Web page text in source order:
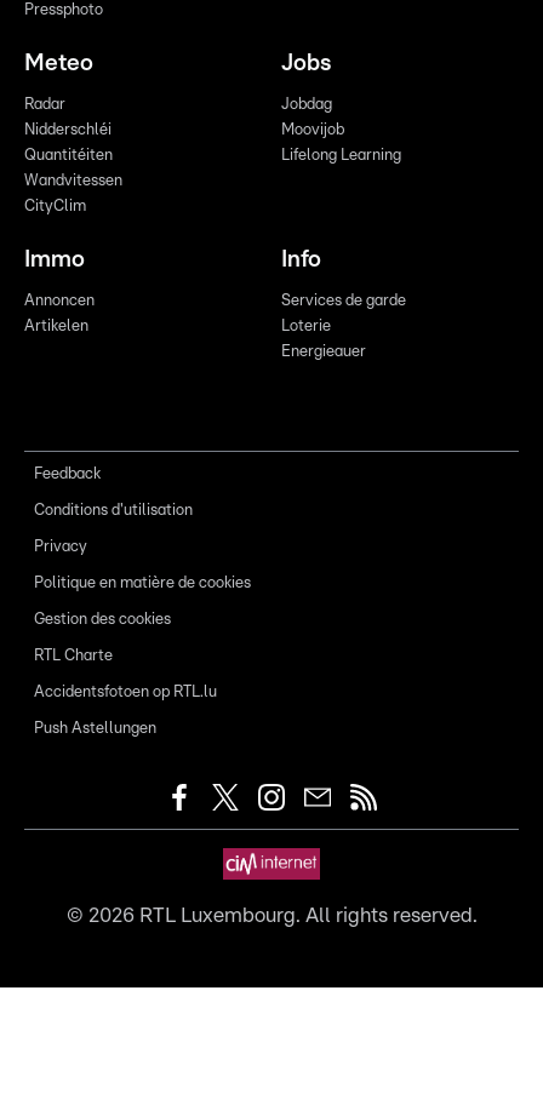
Pressphoto
Meteo
Radar
Nidderschléi
Quantitéiten
Wandvitessen
CityClim
Jobs
Jobdag
Moovijob
Lifelong Learning
Immo
Annoncen
Artikelen
Info
Services de garde
Loterie
Energieauer
Feedback
Conditions d'utilisation
Privacy
Politique en matière de cookies
Gestion des cookies
RTL Charte
Accidentsfotoen op RTL.lu
Push Astellungen
© 2026RTL Luxembourg. All rights reserved.